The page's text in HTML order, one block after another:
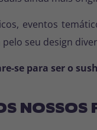
eventos
seu design
se para ser o
NOSSOS